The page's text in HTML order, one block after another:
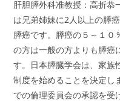
肝胆膵外科准教授：高折恭
は兄弟姉妹に2人以上の膵
膵癌です。膵癌の５～１０
の方は一般の方よりも膵癌
す。日本膵臓学会は、家族
制度を始めることを決定し
での倫理委員会の承認を受